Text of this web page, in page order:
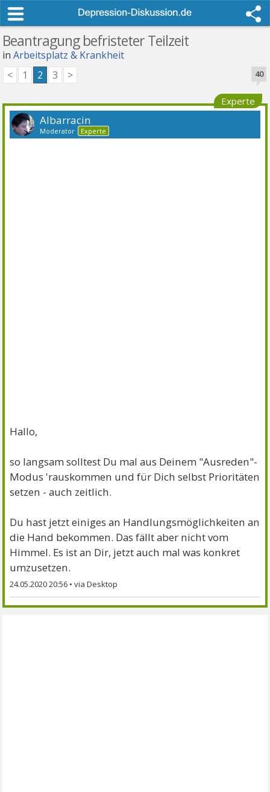
Beantragung befristeter Teilzeit
inArbeitsplatz & Krankheit
40
< 1 2 3 >
Experte
Albarracin
Moderator Experte
Hallo,
so langsam solltest Du mal aus Deinem "Ausreden"-
Modus 'rauskommen und für Dich selbst Prioritäten
setzen - auch zeitlich.
Du hast jetzt einiges an Handlungsmöglichkeiten an
die Hand bekommen. Das fällt aber nicht vom
Himmel. Es ist an Dir, jetzt auch mal was konkret
umzusetzen.
24.05.2020 20:56 •